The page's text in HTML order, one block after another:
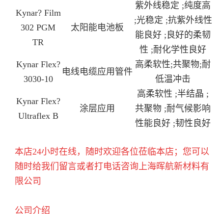
Kynar? Film
302 PGM
TR
太阳能电池板
紫外线稳定 ;纯度高
;光稳定 ;抗紫外线性
能良好 ;良好的柔韧
性 ;耐化学性良好
Kynar Flex?
3030-10
电线电缆应用管件
高柔软性;共聚物;耐
低温冲击
Kynar Flex?
Ultraflex B
涂层应用
高柔软性 ;半结晶 ;
共聚物 ;耐气候影响
性能良好 ;韧性良好
本店24小时在线，随时欢迎各位莅临本店；您可以
随时给我们留言或者打电话咨询上海晖航新材料有
限公司
公司介绍